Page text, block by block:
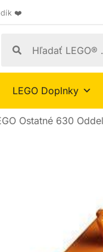
❤️
LEGO Doplnky
Ostatné 630